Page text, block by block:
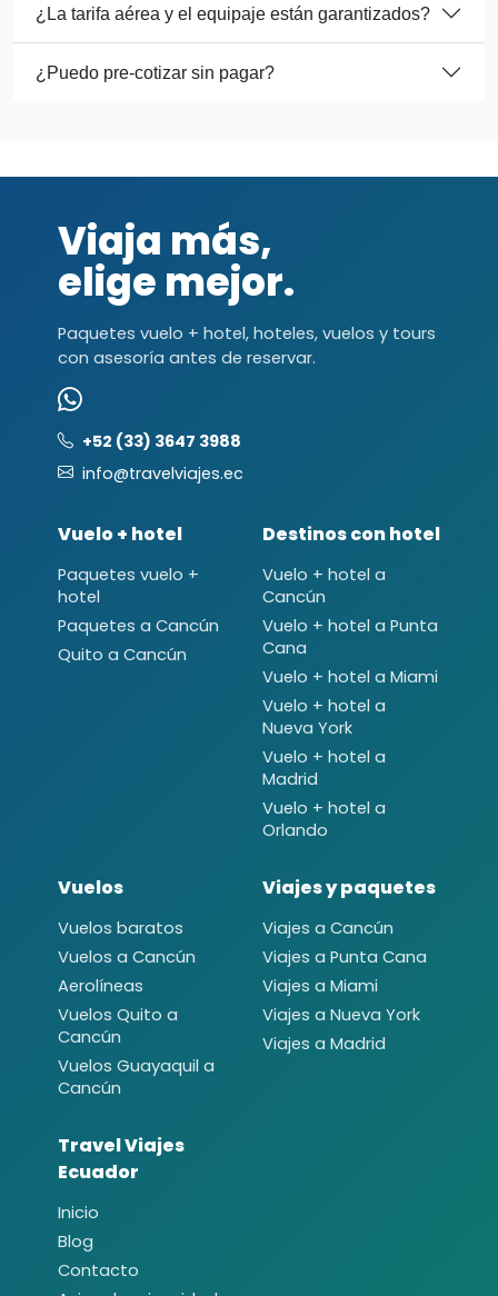
¿La tarifa aérea y el equipaje están garantizados?
¿Puedo pre-cotizar sin pagar?
Viaja más,
elige mejor.
Paquetes vuelo + hotel, hoteles, vuelos y tours
con asesoría antes de reservar.
+52 (33) 3647 3988
info@travelviajes.ec
Vuelo + hotel
Paquetes vuelo +
hotel
Paquetes a Cancún
Quito a Cancún
Destinos con hotel
Vuelo + hotel a
Cancún
Vuelo + hotel a Punta
Cana
Vuelo + hotel a Miami
Vuelo + hotel a
Nueva York
Vuelo + hotel a
Madrid
Vuelo + hotel a
Orlando
Vuelos
Vuelos baratos
Vuelos a Cancún
Aerolíneas
Vuelos Quito a
Cancún
Vuelos Guayaquil a
Cancún
Viajes y paquetes
Viajes a Cancún
Viajes a Punta Cana
Viajes a Miami
Viajes a Nueva York
Viajes a Madrid
Travel Viajes
Ecuador
Inicio
Blog
Contacto